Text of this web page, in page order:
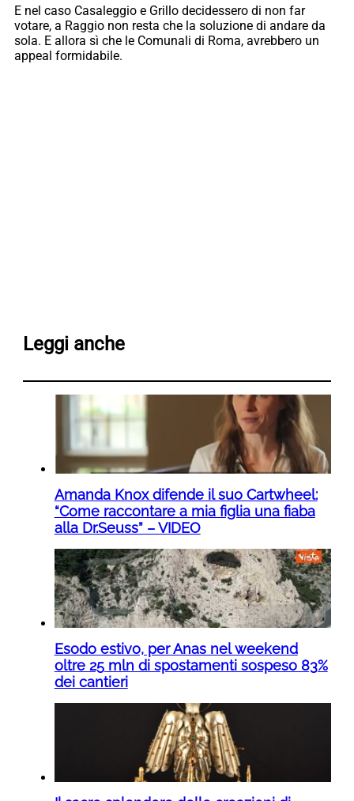
E nel caso Casaleggio e Grillo decidessero di non far
votare, a Raggio non resta che la soluzione di andare da
sola. E allora sì che le Comunali di Roma, avrebbero un
appeal formidabile.
Leggi anche
Amanda Knox difende il suo Cartwheel:
“Come raccontare a mia figlia una fiaba
alla Dr.Seuss” – VIDEO
Esodo estivo, per Anas nel weekend
oltre 25 mln di spostamenti sospeso 83%
dei cantieri